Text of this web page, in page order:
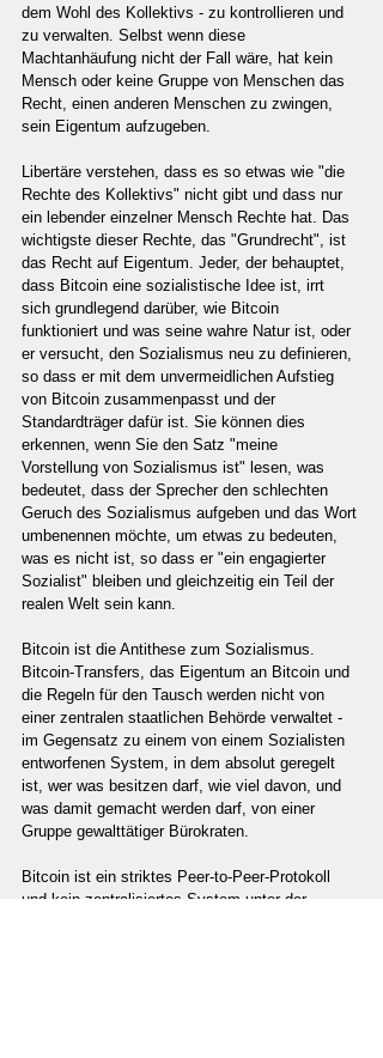
dem Wohl des Kollektivs - zu kontrollieren und
zu verwalten. Selbst wenn diese
Machtanhäufung nicht der Fall wäre, hat kein
Mensch oder keine Gruppe von Menschen das
Recht, einen anderen Menschen zu zwingen,
sein Eigentum aufzugeben.
Libertäre verstehen, dass es so etwas wie "die
Rechte des Kollektivs" nicht gibt und dass nur
ein lebender einzelner Mensch Rechte hat. Das
wichtigste dieser Rechte, das "Grundrecht", ist
das Recht auf Eigentum. Jeder, der behauptet,
dass Bitcoin eine sozialistische Idee ist, irrt
sich grundlegend darüber, wie Bitcoin
funktioniert und was seine wahre Natur ist, oder
er versucht, den Sozialismus neu zu definieren,
so dass er mit dem unvermeidlichen Aufstieg
von Bitcoin zusammenpasst und der
Standardträger dafür ist. Sie können dies
erkennen, wenn Sie den Satz "meine
Vorstellung von Sozialismus ist" lesen, was
bedeutet, dass der Sprecher den schlechten
Geruch des Sozialismus aufgeben und das Wort
umbenennen möchte, um etwas zu bedeuten,
was es nicht ist, so dass er "ein engagierter
Sozialist" bleiben und gleichzeitig ein Teil der
realen Welt sein kann.
Bitcoin ist die Antithese zum Sozialismus.
Bitcoin-Transfers, das Eigentum an Bitcoin und
die Regeln für den Tausch werden nicht von
einer zentralen staatlichen Behörde verwaltet -
im Gegensatz zu einem von einem Sozialisten
entworfenen System, in dem absolut geregelt
ist, wer was besitzen darf, wie viel davon, und
was damit gemacht werden darf, von einer
Gruppe gewalttätiger Bürokraten.
Bitcoin ist ein striktes Peer-to-Peer-Protokoll
und kein zentralisiertes System unter der